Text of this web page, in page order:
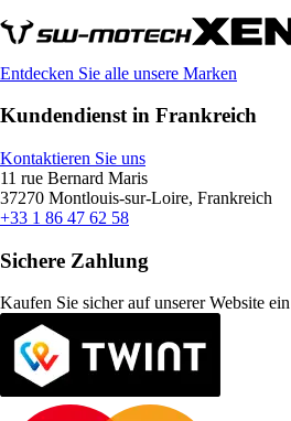
Entdecken Sie alle unsere Marken
Kundendienst in Frankreich
Kontaktieren Sie uns
11 rue Bernard Maris
37270 Montlouis-sur-Loire, Frankreich
+33 1 86 47 62 58
Sichere Zahlung
Kaufen Sie sicher auf unserer Website ein